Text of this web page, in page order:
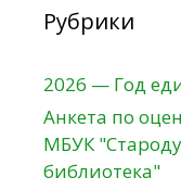
Рубрики
2026 — Год
Анкета по
МБУК
библиотека"